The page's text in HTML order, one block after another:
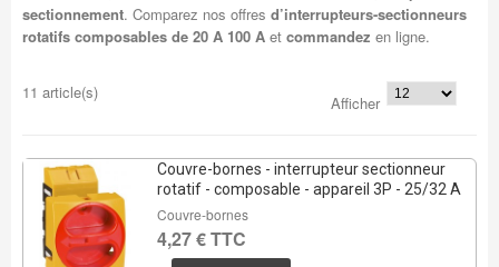
sectionnement. Comparez nos offres d’interrupteurs-sectionneurs
rotatifs composables de 20 A 100 Aet commandez en ligne.
11 article(s)
Afficher
Couvre-bornes - interrupteur sectionneur
rotatif - composable - appareil 3P - 25/32 A
Couvre-bornes
4,27 € TTC